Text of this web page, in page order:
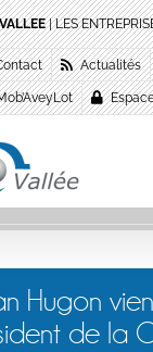
| LES
Actualités
Hugon
de la